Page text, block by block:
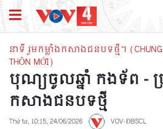
នាទី រួមកម្លាំងកសាងជនបទថ្មី។ (CHUNG
THÔN MỚI)
បុណ្យចូលឆ្នាំ កងទ័ព - ប្
កសាងជនបទថ្មី
Thứ tư, 10:15, 24/06/2026 VOV-ĐBSCL